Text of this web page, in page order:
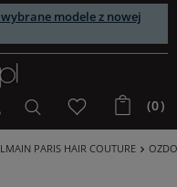
wybrane modele z nowej
(0)
PARIS HAIR COUTURE